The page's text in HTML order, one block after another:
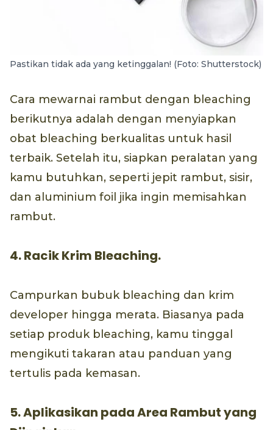
Pastikan tidak ada yang ketinggalan! (Foto: Shutterstock)
Cara mewarnai rambut dengan bleaching
berikutnya adalah dengan menyiapkan
obat bleaching berkualitas untuk hasil
terbaik. Setelah itu, siapkan peralatan yang
kamu butuhkan, seperti jepit rambut, sisir,
dan aluminium foil jika ingin memisahkan
rambut.
4. Racik Krim Bleaching.
Campurkan bubuk bleaching dan krim
developer hingga merata. Biasanya pada
setiap produk bleaching, kamu tinggal
mengikuti takaran atau panduan yang
tertulis pada kemasan.
5. Aplikasikan pada Area Rambut yang